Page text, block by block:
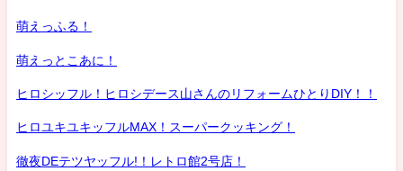
萌えっふる！
萌えっとこあに！
ヒロシッフル！ヒロシデース山さんのリフォームひとりDIY！！
ヒロユキユキッフルMAX！スーパークッキング！
徹夜DEテツヤッフル!！レトロ館2号店！